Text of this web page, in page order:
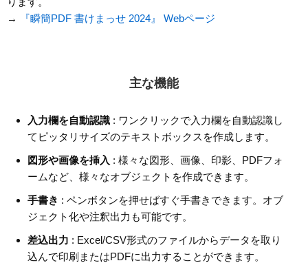
→
『瞬簡PDF 書けまっせ 2024』 Webページ
主な機能
入力欄を自動認識 : ワンクリックで入力欄を自動認識し
てピッタリサイズのテキストボックスを作成します。
図形や画像を挿入 : 様々な図形、画像、印影、PDFフォ
ームなど、様々なオブジェクトを作成できます。
手書き : ペンボタンを押せばすぐ手書きできます。オブ
ジェクト化や注釈出力も可能です。
差込出力 : Excel/CSV形式のファイルからデータを取り
込んで印刷またはPDFに出力することができます。